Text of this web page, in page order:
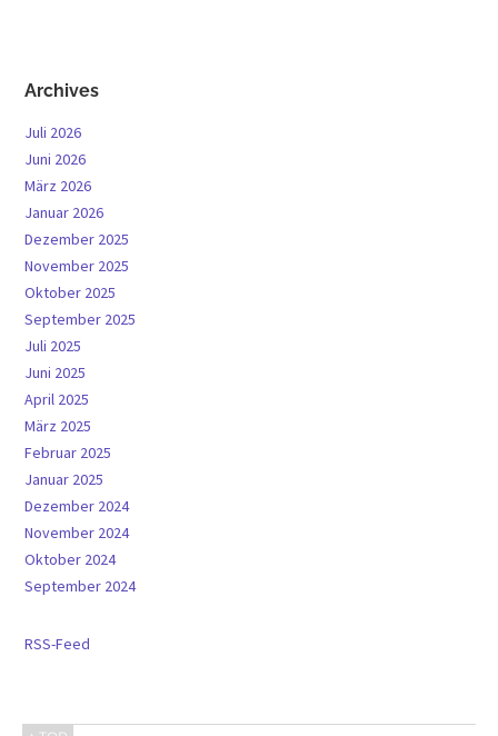
Archives
Juli 2026
Juni 2026
März 2026
Januar 2026
Dezember 2025
November 2025
Oktober 2025
September 2025
Juli 2025
Juni 2025
April 2025
März 2025
Februar 2025
Januar 2025
Dezember 2024
November 2024
Oktober 2024
September 2024
RSS-Feed